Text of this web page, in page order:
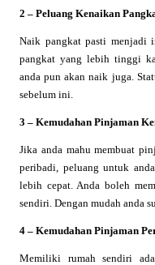
2 – Peluang Kenaikan
Naik pangkat pasti menjadi
pangkat yang lebih tinggi
anda pun akan naik juga.
sebelum ini.
3 – Kemudahan Pinjaman
Jika anda mahu membuat
peribadi, peluang untuk
lebih cepat. Anda boleh
sendiri. Dengan mudah anda
4 – Kemudahan Pinjaman
Memiliki rumah sendiri